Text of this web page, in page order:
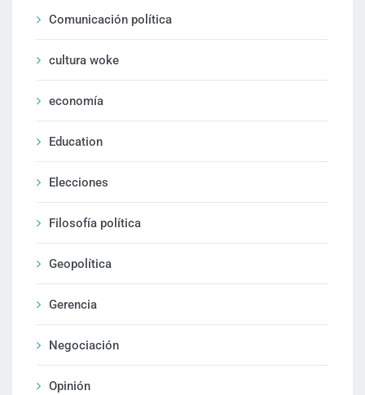
Comunicación política
cultura woke
economía
Education
Elecciones
Filosofía política
Geopolítica
Gerencia
Negociación
Opinión